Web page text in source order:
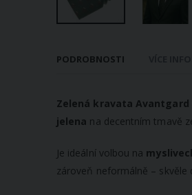
začátek
s
PODROBNOSTI
Zelená kravata Avantgard
jelena na decentním tmavě
Je ideální volbou na
zároveň neformálně – skvěle